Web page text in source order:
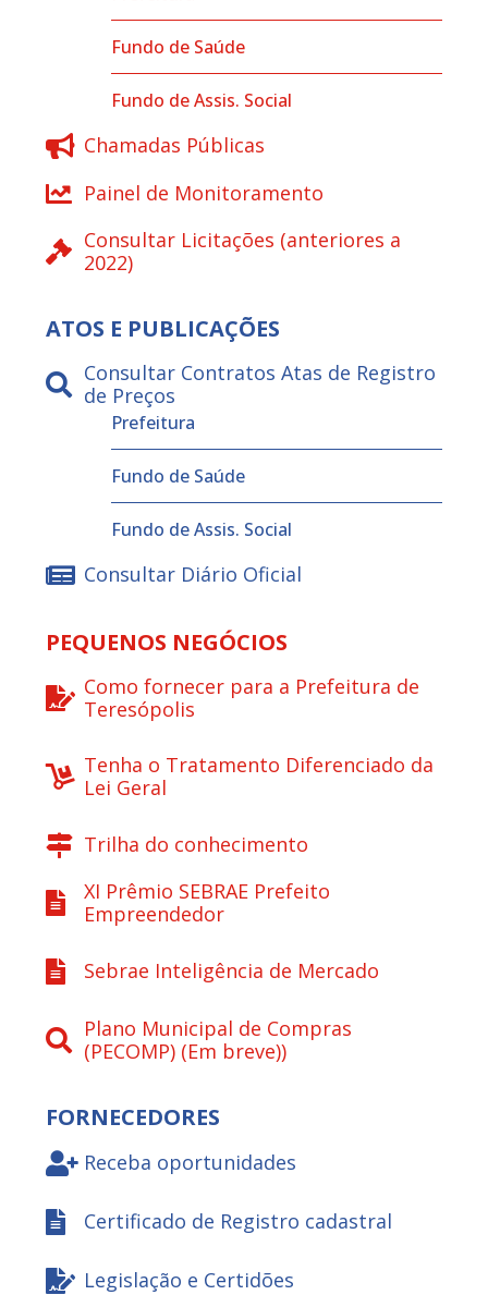
Fundo de Saúde
Fundo de Assis. Social
Chamadas Públicas
Painel de Monitoramento
Consultar Licitações (anteriores a
2022)
ATOS E PUBLICAÇÕES
Consultar Contratos Atas de Registro
de Preços
Prefeitura
Fundo de Saúde
Fundo de Assis. Social
Consultar Diário Oficial
PEQUENOS NEGÓCIOS
Como fornecer para a Prefeitura de
Teresópolis
Tenha o Tratamento Diferenciado da
Lei Geral
Trilha do conhecimento
XI Prêmio SEBRAE Prefeito
Empreendedor
Sebrae Inteligência de Mercado
Plano Municipal de Compras
(PECOMP) (Em breve))
FORNECEDORES
Receba oportunidades
Certificado de Registro cadastral
Legislação e Certidões